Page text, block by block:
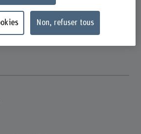
Non, refuser tous